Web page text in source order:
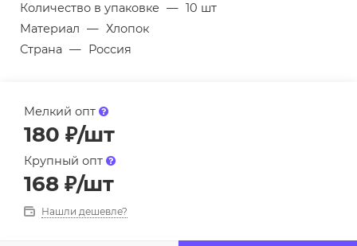
Количество в упаковке — 10 шт
Материал — Хлопок
Страна — Россия
Мелкий опт
180 ₽/шт
Крупный опт
168 ₽/шт
Нашли дешевле?